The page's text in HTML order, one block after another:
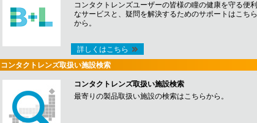
コンタクトレンズユーザーの皆様の瞳の健康を守る便利
なサービスと、疑問を解決するためのサポートはこちら
から。
詳しくはこちら
コンタクトレンズ取扱い施設検索
コンタクトレンズ取扱い施設検索
最寄りの製品取扱い施設の検索はこちらから。